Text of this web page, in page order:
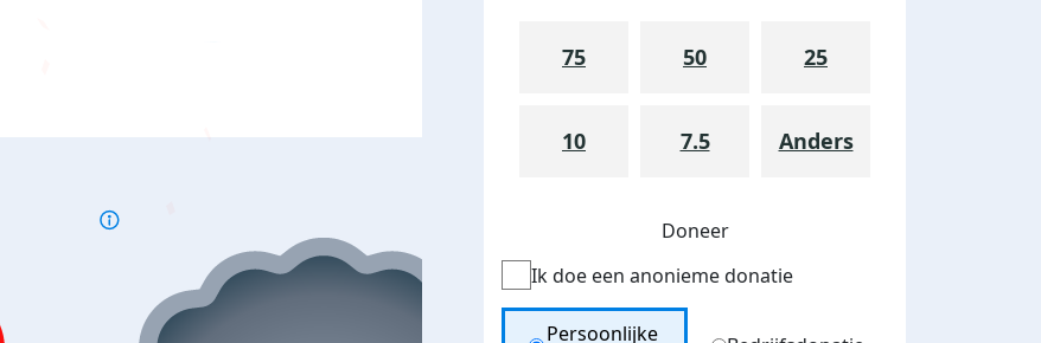
75 50 25
10 7.5 Anders
Doneer
Ik doe een anonieme donatie
Donation Type
Persoonlijke